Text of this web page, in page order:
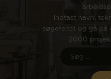
Indtast navn,
søgefeltet og gå på
2000
OM SVFK
ENGLISH